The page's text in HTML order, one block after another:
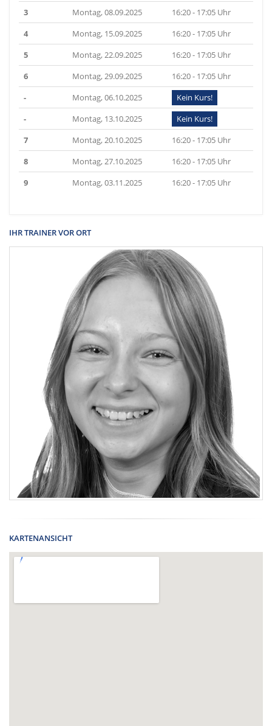
3
Montag, 08.09.2025
16:20 - 17:05 Uhr
4
Montag, 15.09.2025
16:20 - 17:05 Uhr
5
Montag, 22.09.2025
16:20 - 17:05 Uhr
6
Montag, 29.09.2025
16:20 - 17:05 Uhr
-
Montag, 06.10.2025
Kein Kurs!
-
Montag, 13.10.2025
Kein Kurs!
7
Montag, 20.10.2025
16:20 - 17:05 Uhr
8
Montag, 27.10.2025
16:20 - 17:05 Uhr
9
Montag, 03.11.2025 16:20 - 17:05 Uhr
IHR TRAINER VOR ORT
KARTENANSICHT